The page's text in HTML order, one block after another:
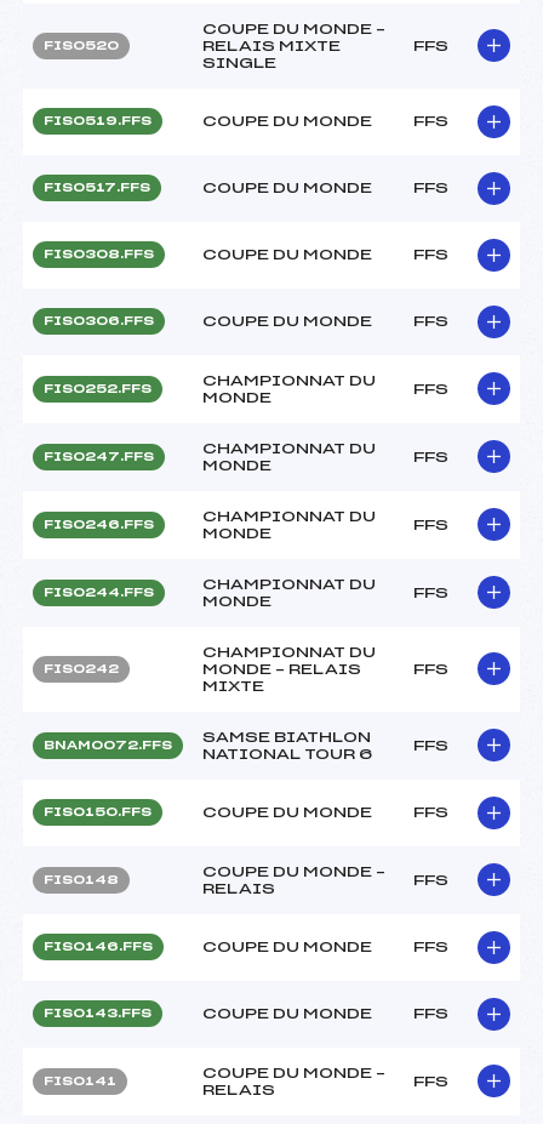
FIS0520
COUPE DU MONDE –
RELAIS MIXTE
SINGLE
FFS
FIS0519.FFS COUPE DU MONDE FFS
FIS0517.FFS COUPE DU MONDE FFS
FIS0308.FFS COUPE DU MONDE FFS
FIS0306.FFS COUPE DU MONDE FFS
FIS0252.FFS
CHAMPIONNAT DU
MONDE
FFS
FIS0247.FFS
CHAMPIONNAT DU
MONDE
FFS
FIS0246.FFS
CHAMPIONNAT DU
MONDE
FFS
FIS0244.FFS
CHAMPIONNAT DU
MONDE
FFS
FIS0242
CHAMPIONNAT DU
MONDE – RELAIS
MIXTE
FFS
BNAM0072.FFS
SAMSE BIATHLON
NATIONAL TOUR 6
FFS
FIS0150.FFS COUPE DU MONDE FFS
FIS0148
COUPE DU MONDE –
RELAIS
FFS
FIS0146.FFS COUPE DU MONDE FFS
FIS0143.FFS COUPE DU MONDE FFS
FIS0141
COUPE DU MONDE –
RELAIS
FFS